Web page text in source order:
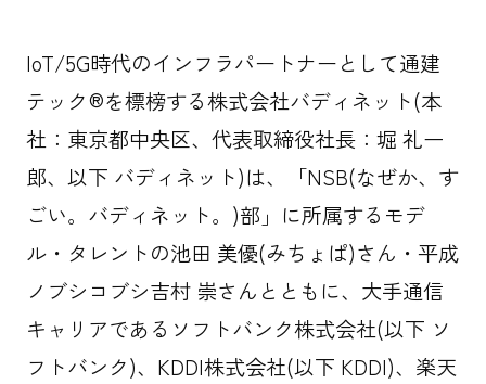
情報セキュリティ基本方針
プライバシーポリシー
Cookie等の第三者提供について
IoT/5G時代のインフラパートナーとして通建
テック®を標榜する株式会社バディネット(本
社：東京都中央区、代表取締役社長：堀 礼一
郎、以下 バディネット)は、「NSB(なぜか、す
ごい。バディネット。)部」に所属するモデ
ル・タレントの池田 美優(みちょぱ)さん・平成
ノブシコブシ吉村 崇さんとともに、大手通信
キャリアであるソフトバンク株式会社(以下 ソ
フトバンク)、KDDI株式会社(以下 KDDI)、楽天